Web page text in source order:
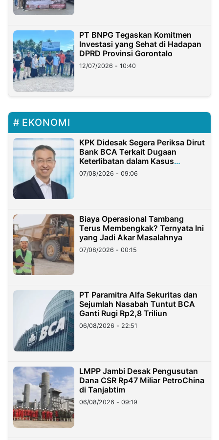
PT BNPG Tegaskan Komitmen
Investasi yang Sehat di Hadapan
DPRD Provinsi Gorontalo
12/07/2026 - 10:40
EKONOMI
KPK Didesak Segera Periksa Dirut
Bank BCA Terkait Dugaan
Keterlibatan dalam Kasus
Hilangnya Dana Nasabah Rp2,58
Miliar
07/08/2026 - 09:06
Biaya Operasional Tambang
Terus Membengkak? Ternyata Ini
yang Jadi Akar Masalahnya
07/08/2026 - 00:15
PT Paramitra Alfa Sekuritas dan
Sejumlah Nasabah Tuntut BCA
Ganti Rugi Rp2,8 Triliun
06/08/2026 - 22:51
LMPP Jambi Desak Pengusutan
Dana CSR Rp47 Miliar PetroChina
di Tanjabtim
06/08/2026 - 09:19